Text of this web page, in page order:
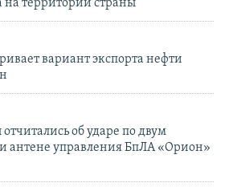
на территории страны
вариант экспорта нефти
об ударе по двум
антене управления БпЛА «Орион»